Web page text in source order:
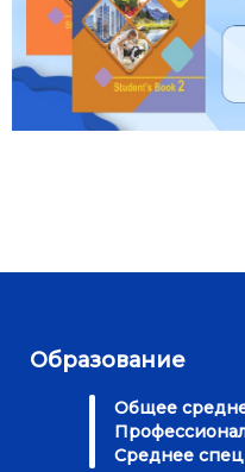
Образование
Общее
Среднее